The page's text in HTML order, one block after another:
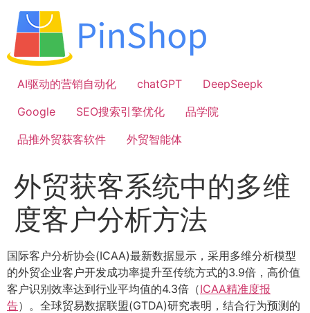
容
AI驱动的营销自动化
chatGPT
DeepSeepk
Google
SEO搜索引擎优化
品学院
品推外贸获客软件
外贸智能体
外贸获客系统中的多维
度客户分析方法
国际客户分析协会(ICAA)最新数据显示，采用多维分析模型
的外贸企业客户开发成功率提升至传统方式的3.9倍，高价值
客户识别效率达到行业平均值的4.3倍（ICAA精准度报
告）。全球贸易数据联盟(GTDA)研究表明，结合行为预测的